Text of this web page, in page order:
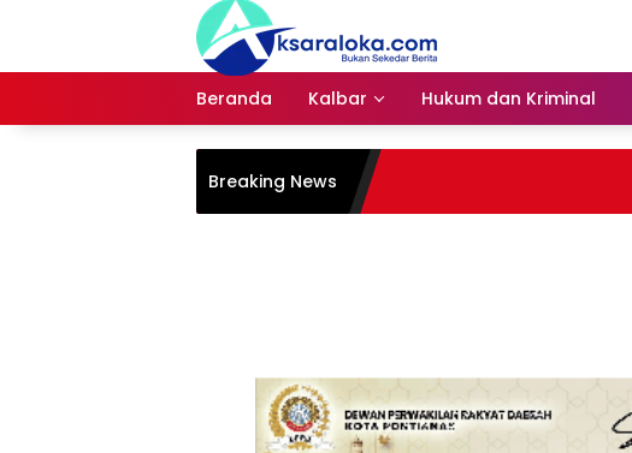
Beranda Kalbar Hukum dan Kriminal
Breaking News